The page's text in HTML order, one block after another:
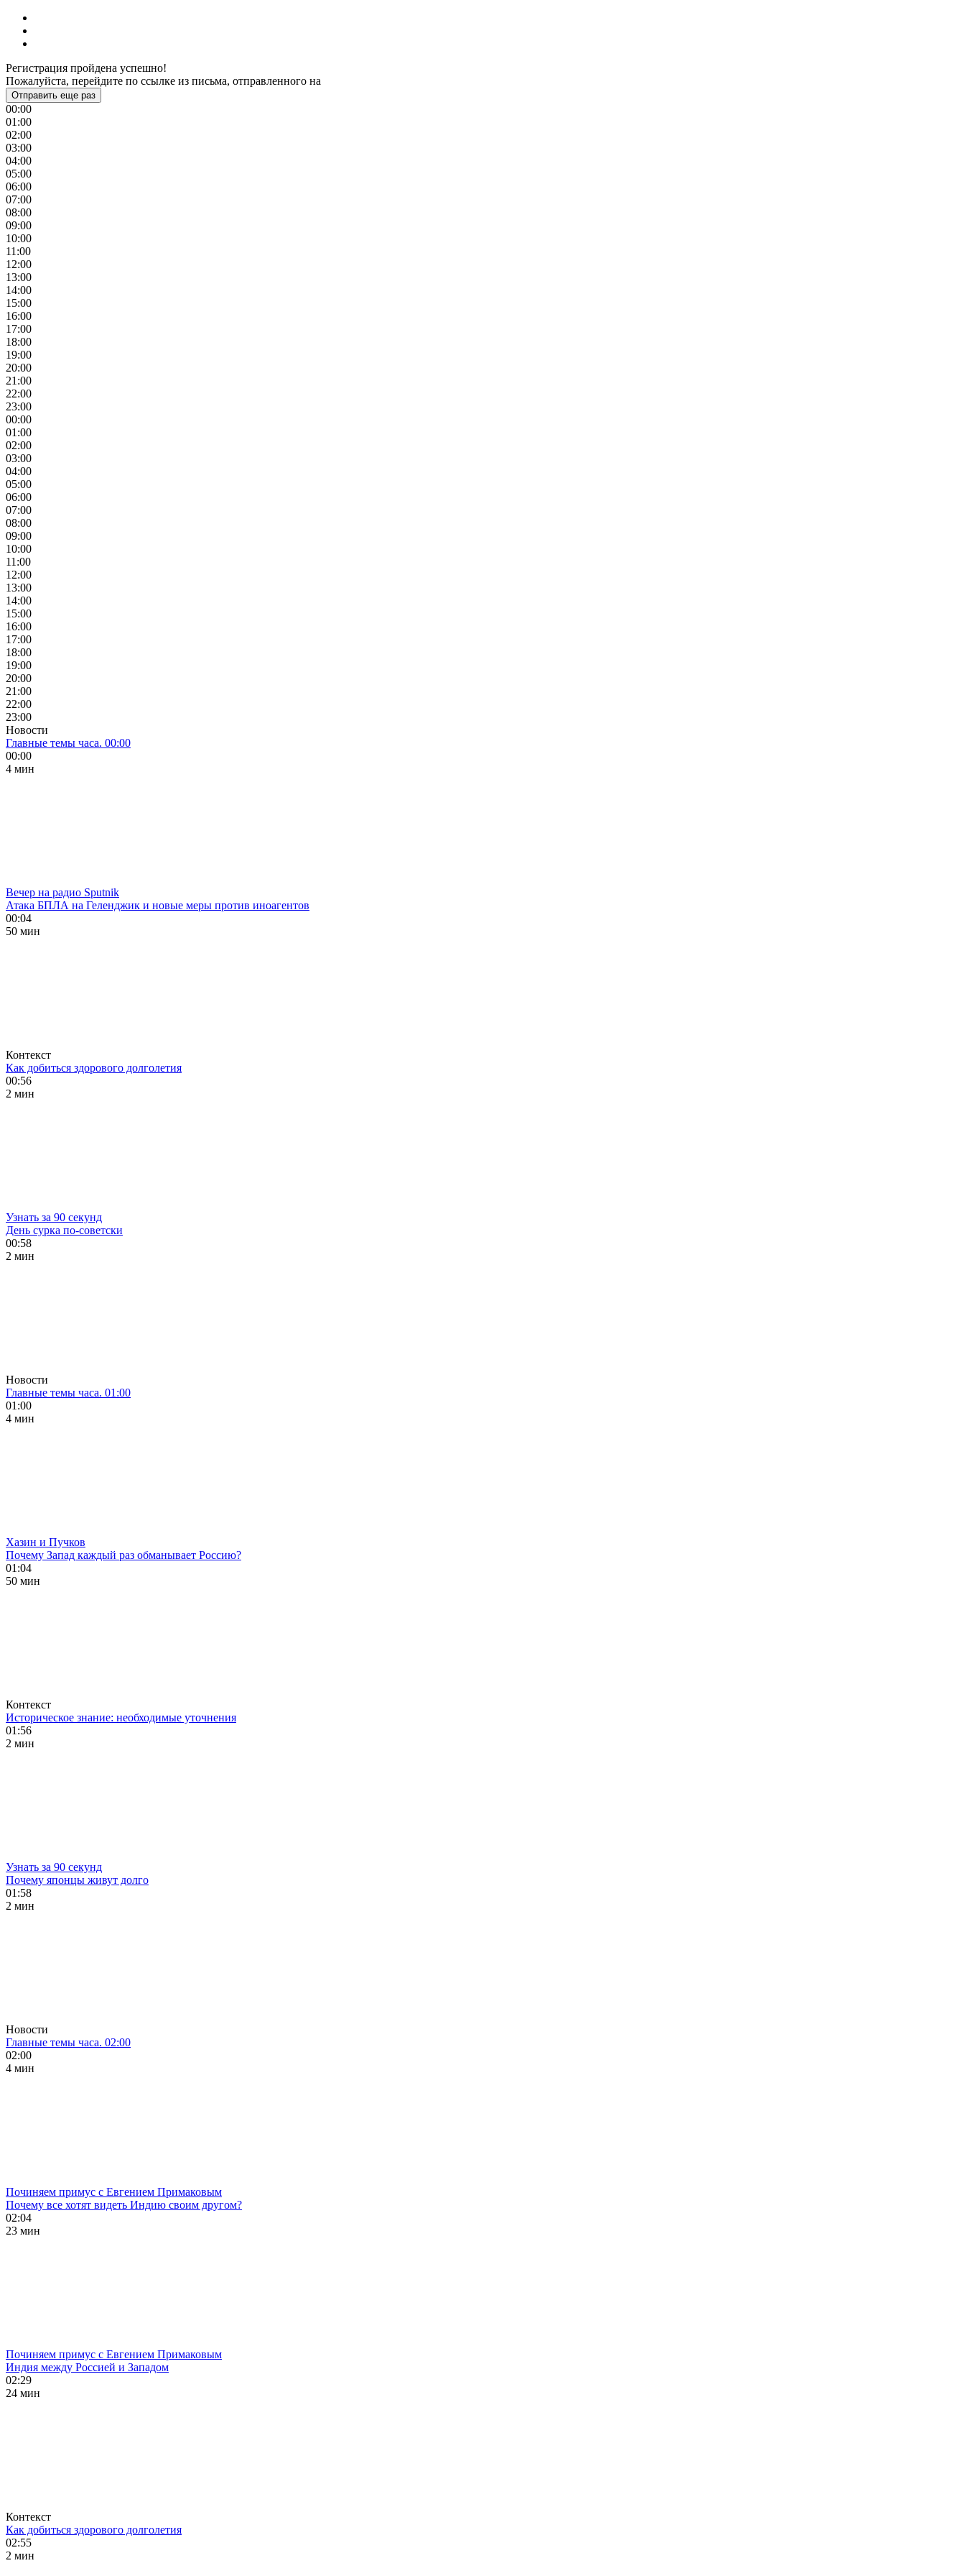
Регистрация пройдена успешно!
Пожалуйста, перейдите по ссылке из письма, отправленного на
Отправить еще раз
00:00
01:00
02:00
03:00
04:00
05:00
06:00
07:00
08:00
09:00
10:00
11:00
12:00
13:00
14:00
15:00
16:00
17:00
18:00
19:00
20:00
21:00
22:00
23:00
00:00
01:00
02:00
03:00
04:00
05:00
06:00
07:00
08:00
09:00
10:00
11:00
12:00
13:00
14:00
15:00
16:00
17:00
18:00
19:00
20:00
21:00
22:00
23:00
Новости
Главные темы часа. 00:00
00:00
4 мин
Вечер на радио Sputnik
Атака БПЛА на Геленджик и новые меры против иноагентов
00:04
50 мин
Контекст
Как добиться здорового долголетия
00:56
2 мин
Узнать за 90 секунд
День сурка по-советски
00:58
2 мин
Новости
Главные темы часа. 01:00
01:00
4 мин
Хазин и Пучков
Почему Запад каждый раз обманывает Россию?
01:04
50 мин
Контекст
Историческое знание: необходимые уточнения
01:56
2 мин
Узнать за 90 секунд
Почему японцы живут долго
01:58
2 мин
Новости
Главные темы часа. 02:00
02:00
4 мин
Починяем примус с Евгением Примаковым
Почему все хотят видеть Индию своим другом?
02:04
23 мин
Починяем примус с Евгением Примаковым
Индия между Россией и Западом
02:29
24 мин
Контекст
Как добиться здорового долголетия
02:55
2 мин